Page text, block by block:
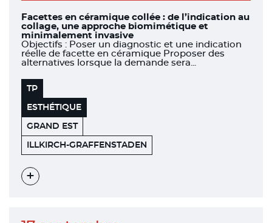
Facettes en céramique collée : de l’indication au
collage, une approche biomimétique et
minimalement invasive
Objectifs : Poser un diagnostic et une indication
réelle de facette en céramique Proposer des
alternatives lorsque la demande sera...
TP
ESTHÉTIQUE
GRAND EST
HENRY
SCHEIN
ILLKIRCH-GRAFFENSTADEN
Voir